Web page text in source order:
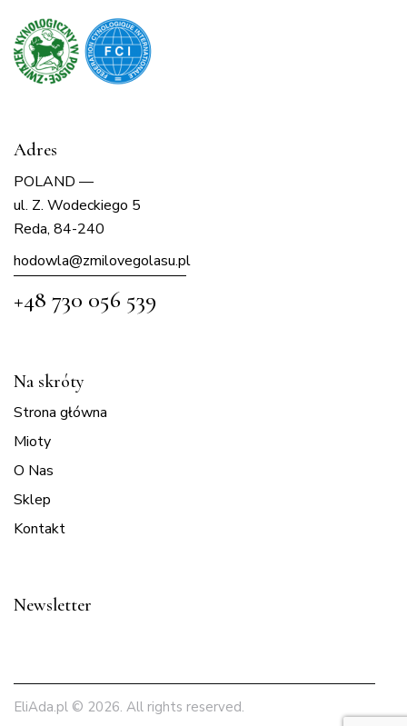
Adres
POLAND —
ul. Z. Wodeckiego 5
Reda, 84-240
hodowla@zmilovegolasu.pl
+48 730 056 539
Na skróty
Strona główna
Mioty
O Nas
Sklep
Kontakt
Newsletter
EliAda.pl © 2026. All rights reserved.